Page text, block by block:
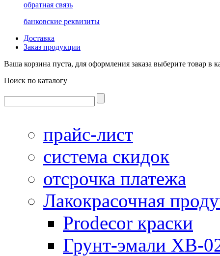
обратная связь
банковские реквизиты
Доставка
Заказ продукции
Ваша корзина пуста, для оформления заказа выберите товар в
Поиск по каталогу
прайс-лист
система скидок
отсрочка платежа
Лакокрасочная
Prodecor краски
Грунт-эмали ХВ-